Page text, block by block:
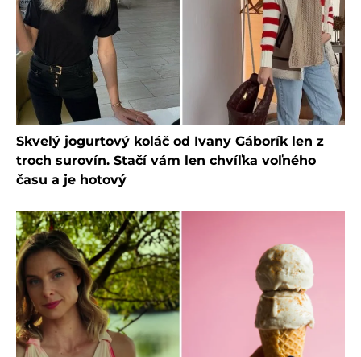
Skvelý jogurtový koláč od Ivany Gáborík len z
troch surovín. Stačí vám len chvíľka voľného
času a je hotový